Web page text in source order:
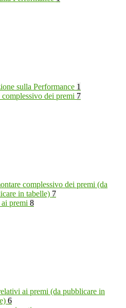
sulla Performance 1
dei premi 7
complessivo dei premi (da
in tabelle) 7
premi 8
ai premi (da pubblicare in
6